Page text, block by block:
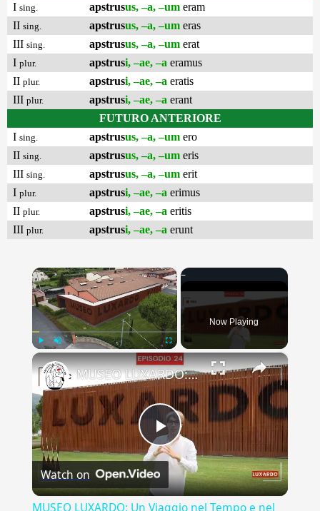
I sing. apstrusus, –a, –um eram
II sing. apstrusus, –a, –um eras
III sing. apstrusus, –a, –um erat
I plur. apstrusi, –ae, –a eramus
II plur. apstrusi, –ae, –a eratis
III plur. apstrusi, –ae, –a erant
FUTURO ANTERIORE
I sing. apstrusus, –a, –um ero
II sing. apstrusus, –a, –um eris
III sing. apstrusus, –a, –um erit
I plur. apstrusi, –ae, –a erimus
II plur. apstrusi, –ae, –a eritis
III plur. apstrusi, –ae, –a erunt
×
Fullscreen
Now Playing
×
Play
Video
MUSEO LUXARDO: Un Viaggio nel Tempo e nel Gusto
Watch on
MUSEO LUXARDO: Un Viaggio nel Tempo e nel